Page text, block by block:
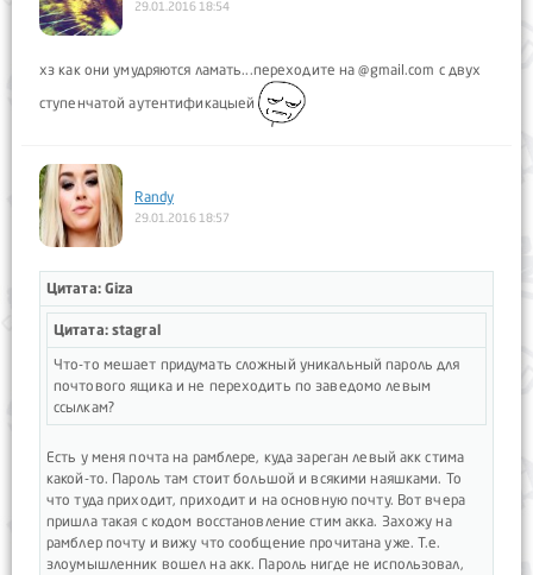
29.01.2016 18:54
хз как они умудряются ламать...переходите на @gmail.com с двух
ступенчатой аутентификацыей
Randy
29.01.2016 18:57
Цитата: Giza
Цитата: stagral
Что-то мешает придумать сложный уникальный пароль для
почтового ящика и не переходить по заведомо левым
ссылкам?
Есть у меня почта на рамблере, куда зареган левый акк стима
какой-то. Пароль там стоит большой и всякими наяшками. То
что туда приходит, приходит и на основную почту. Вот вчера
пришла такая с кодом восстановление стим акка. Захожу на
рамблер почту и вижу что сообщение прочитана уже. Т.е.
злоумышленник вошел на акк. Пароль нигде не использовал,